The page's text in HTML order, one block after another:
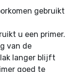
gebruikt
u een primer.
van de
langer blijft
goed te